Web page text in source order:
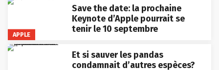
APPLE
Save the date: la prochaine
Keynote d’Apple pourrait se
tenir le 10 septembre
Et si sauver les pandas
condamnait d’autres espèces?